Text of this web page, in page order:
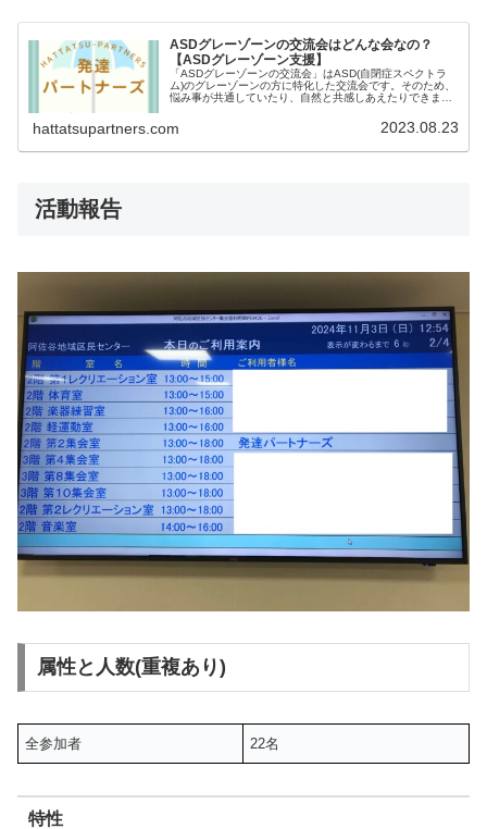
ASDグレーゾーンの交流会はどんな会なの？
【ASDグレーゾーン支援】
「ASDグレーゾーンの交流会」はASD(自閉症スペクトラ
ム)のグレーゾーンの方に特化した交流会です。そのため、
悩み事が共通していたり、自然と共感しあえたりできま
hattatsupartners.com 2023.08.23
活動報告
属性と人数(重複あり)
全参加者 22名
特性